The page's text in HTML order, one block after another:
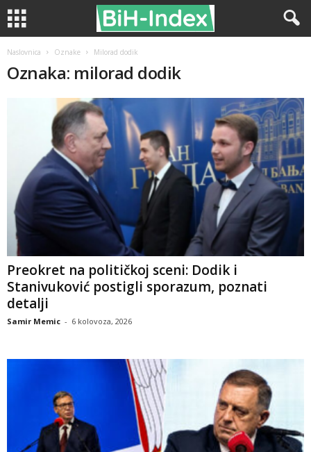
Naslovnica Oznake Milorad dodik
Oznaka: milorad dodik
Preokret na političkoj sceni: Dodik i
Stanivuković postigli sporazum, poznati
detalji
Samir Memic - 6 kolovoza, 2026